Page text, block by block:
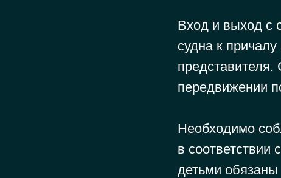
Вход и выход с
судна к
представителя.
передвижении
Необходимо
в
детьми обязаны